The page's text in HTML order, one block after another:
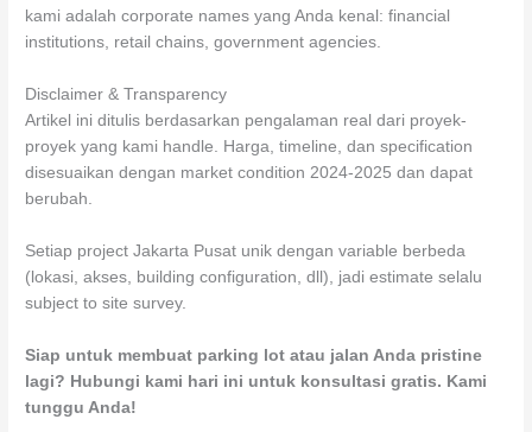
kami adalah corporate names yang Anda kenal: financial
institutions, retail chains, government agencies.
Disclaimer & Transparency
Artikel ini ditulis berdasarkan pengalaman real dari proyek-
proyek yang kami handle. Harga, timeline, dan specification
disesuaikan dengan market condition 2024-2025 dan dapat
berubah.
Setiap project Jakarta Pusat unik dengan variable berbeda
(lokasi, akses, building configuration, dll), jadi estimate selalu
subject to site survey.
Siap untuk membuat parking lot atau jalan Anda pristine
lagi? Hubungi kami hari ini untuk konsultasi gratis. Kami
tunggu Anda!